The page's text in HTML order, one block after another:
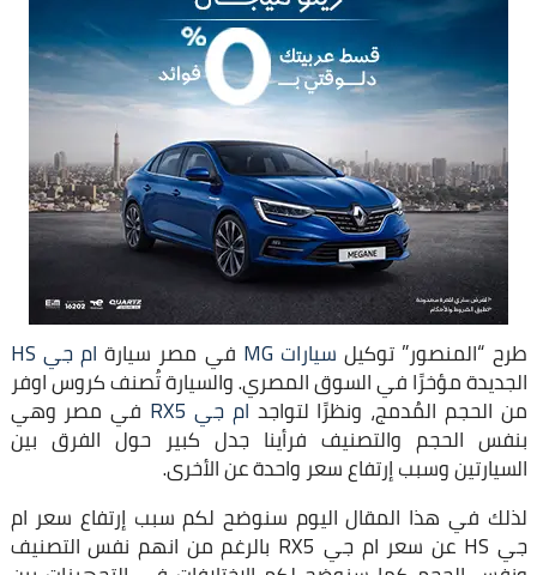
طرح “المنصور” توكيل سيارات MG في مصر سيارة ام جي HS
الجديدة مؤخرًا في السوق المصري. والسيارة تُصنف كروس اوفر
من الحجم المُدمج، ونظرًا لتواجدام جي RX5 في مصر وهي
بنفس الحجم والتصنيف فرأينا جدل كبير حول الفرق بين
السيارتين وسبب إرتفاع سعر واحدة عن الأخرى.
لذلك في هذا المقال اليوم سنوضح لكم سبب إرتفاع سعر ام
جي HS عن سعر ام جي RX5 بالرغم من انهم نفس التصنيف